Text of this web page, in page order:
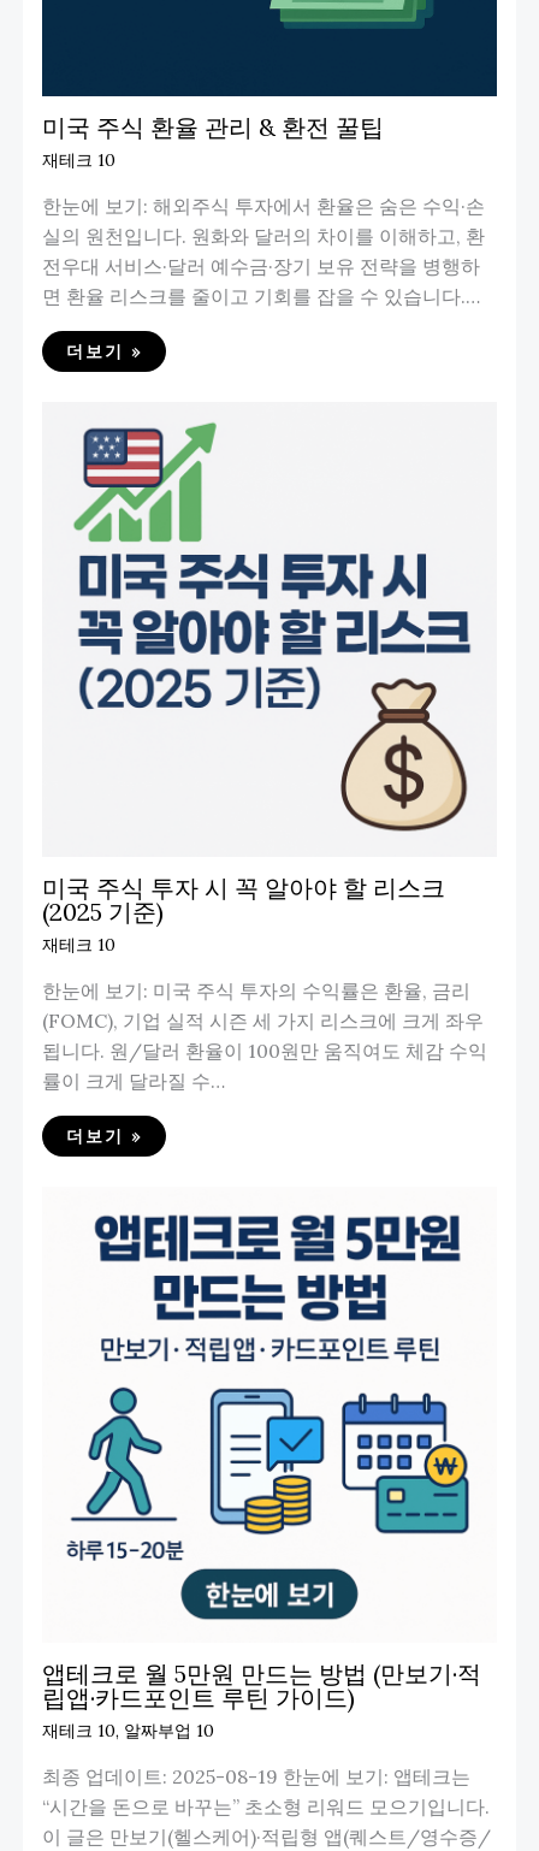
미국 주식 환율 관리 & 환전 꿀팁
재테크 10
한눈에 보기: 해외주식 투자에서 환율은 숨은 수익·손
실의 원천입니다. 원화와 달러의 차이를 이해하고, 환
전우대 서비스·달러 예수금·장기 보유 전략을 병행하
면 환율 리스크를 줄이고 기회를 잡을 수 있습니다.…
더보기 »
미국 주식 투자 시 꼭 알아야 할 리스크
(2025 기준)
재테크 10
한눈에 보기: 미국 주식 투자의 수익률은 환율, 금리
(FOMC), 기업 실적 시즌 세 가지 리스크에 크게 좌우
됩니다. 원/달러 환율이 100원만 움직여도 체감 수익
률이 크게 달라질 수…
더보기 »
앱테크로 월 5만원 만드는 방법 (만보기·적
립앱·카드포인트 루틴 가이드)
재테크 10, 알짜부업 10
최종 업데이트: 2025-08-19 한눈에 보기: 앱테크는
“시간을 돈으로 바꾸는” 초소형 리워드 모으기입니다.
이 글은 만보기(헬스케어)·적립형 앱(퀘스트/영수증/